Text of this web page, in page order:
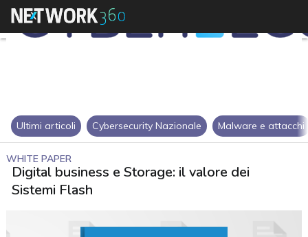
Ultimi articoli Cybersecurity Nazionale Malware e attacchi
WHITE PAPER
Digital business e Storage: il valore dei
Sistemi Flash